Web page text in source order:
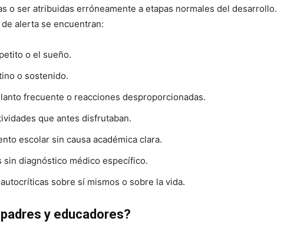
o ser atribuidas erróneamente a etapas normales del desarrollo.
alerta se encuentran:
o el sueño.
o sostenido.
frecuente o reacciones desproporcionadas.
que antes disfrutaban.
escolar sin causa académica clara.
sin diagnóstico médico específico.
sobre sí mismos o sobre la vida.
y educadores?